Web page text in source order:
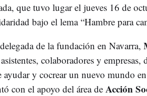
que tuvo lugar el jueves 16 de
bajo el lema “Hambre para
de la fundación en Navarra,
colaboradores y empresas,
ayudar y cocrear un nuevo mundo
con el apoyo del área de Acción